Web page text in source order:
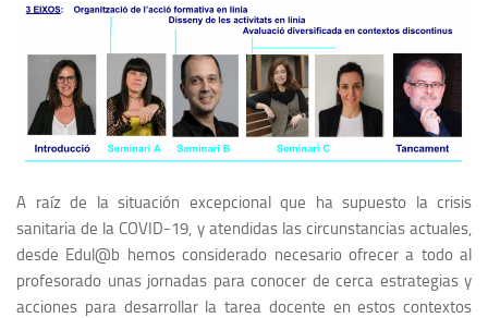
A raíz de la situación excepcional que ha supuesto la crisis
sanitaria de la COVID-19, y atendidas las circunstancias actuales,
desde Edul@b hemos considerado necesario ofrecer a todo al
profesorado unas jornadas para conocer de cerca estrategias y
acciones para desarrollar la tarea docente en estos contextos